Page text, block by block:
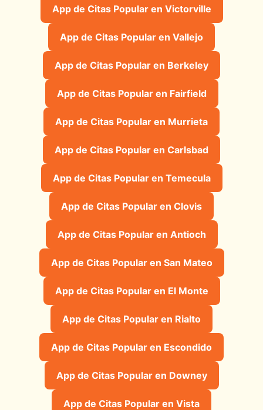
App de Citas Popular en Victorville
App de Citas Popular en Vallejo
App de Citas Popular en Berkeley
App de Citas Popular en Fairfield
App de Citas Popular en Murrieta
App de Citas Popular en Carlsbad
App de Citas Popular en Temecula
App de Citas Popular en Clovis
App de Citas Popular en Antioch
App de Citas Popular en San Mateo
App de Citas Popular en El Monte
App de Citas Popular en Rialto
App de Citas Popular en Escondido
App de Citas Popular en Downey
App de Citas Popular en Vista